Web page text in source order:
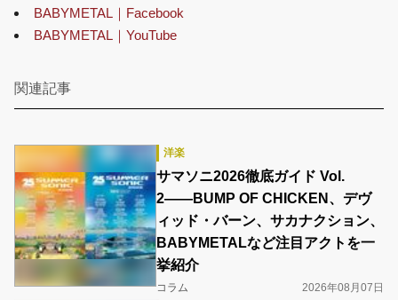
BABYMETAL｜Facebook
BABYMETAL｜YouTube
関連記事
洋楽
サマソニ2026徹底ガイド Vol.
2――BUMP OF CHICKEN、デヴ
ィッド・バーン、サカナクション、
BABYMETALなど注目アクトを一
挙紹介
コラム
2026年08月07日